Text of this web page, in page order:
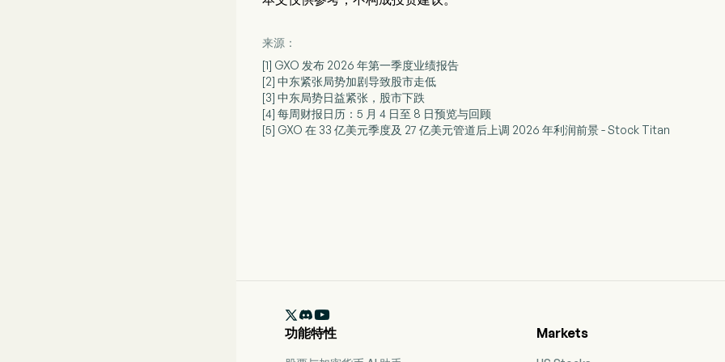
来源：
[1] GXO 发布 2026 年第一季度业绩报告
[2] 中东紧张局势加剧导致股市走低
[3] 中东局势日益紧张，股市下跌
[4] 每周财报日历：5 月 4 日至 8 日预览与回顾
[5] GXO 在 33 亿美元季度及 27 亿美元管道后上调 2026 年利润前景 - Stock Titan

功能特性
Markets